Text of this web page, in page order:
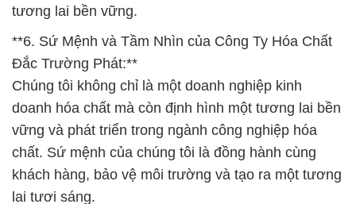
tương lai bền vững.
**6. Sứ Mệnh và Tầm Nhìn của Công Ty Hóa Chất
Đắc Trường Phát:**
Chúng tôi không chỉ là một doanh nghiệp kinh
doanh hóa chất mà còn định hình một tương lai bền
vững và phát triển trong ngành công nghiệp hóa
chất. Sứ mệnh của chúng tôi là đồng hành cùng
khách hàng, bảo vệ môi trường và tạo ra một tương
lai tươi sáng.